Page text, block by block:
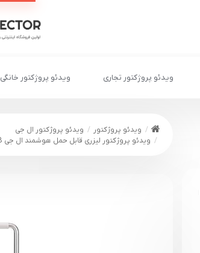
ویدئو پروژکتور تجاری ویدئو پروژکتور خانگی
ویدئو پروژکتور
ویدئو پروژکتور ال جی
ویدئو پروژکتور لیزری قابل حمل هوشمند ال جی LG CineBeam Q 4K UHD HU710PB